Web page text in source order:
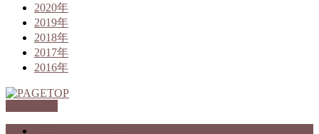
2020年
2019年
2018年
2017年
2016年